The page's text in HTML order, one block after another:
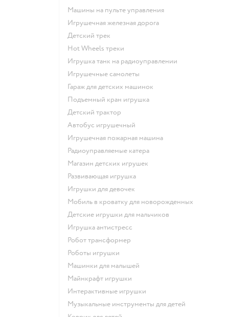
Машины на пульте управления
Игрушечная железная дорога
Детский трек
Hot Wheels треки
Игрушка танк на радиоуправлении
Игрушечные самолеты
Гараж для детских машинок
Подъемный кран игрушка
Детский трактор
Автобус игрушечный
Игрушечная пожарная машина
Радиоуправляемые катера
Магазин детских игрушек
Развивающая игрушка
Игрушки для девочек
Мобиль в кроватку для новорожденных
Детские игрушки для мальчиков
Игрушка антистресс
Робот трансформер
Роботы игрушки
Машинки для малышей
Майнкрафт игрушки
Интерактивные игрушки
Музыкальные инструменты для детей